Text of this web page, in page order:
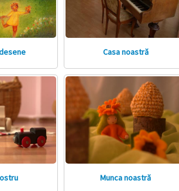
Casa noastră
Munca noastră